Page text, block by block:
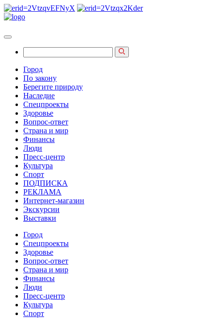
Город
По закону
Берегите природу
Наследие
Спецпроекты
Здоровье
Вопрос-ответ
Страна и мир
Финансы
Люди
Пресс-центр
Культура
Спорт
ПОДПИСКА
РЕКЛАМА
Интернет-магазин
Экскурсии
Выставки
Город
Спецпроекты
Здоровье
Вопрос-ответ
Страна и мир
Финансы
Люди
Пресс-центр
Культура
Спорт